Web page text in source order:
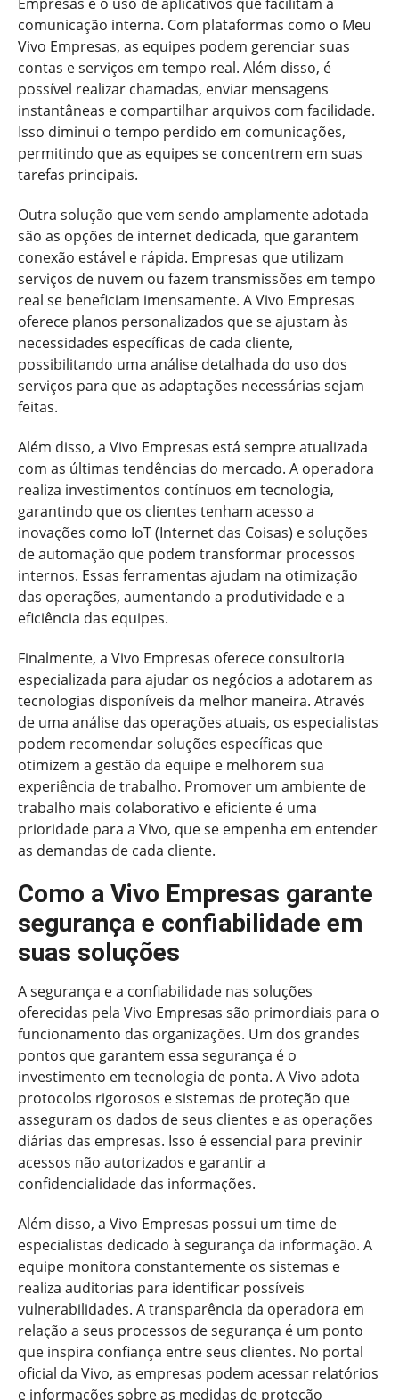
comunicação interna. Com plataformas como o Meu
Vivo Empresas, as equipes podem gerenciar suas
contas e serviços em tempo real. Além disso, é
possível realizar chamadas, enviar mensagens
instantâneas e compartilhar arquivos com facilidade.
Isso diminui o tempo perdido em comunicações,
permitindo que as equipes se concentrem em suas
tarefas principais.
Outra solução que vem sendo amplamente adotada
são as opções de internet dedicada, que garantem
conexão estável e rápida. Empresas que utilizam
serviços de nuvem ou fazem transmissões em tempo
real se beneficiam imensamente. A Vivo Empresas
oferece planos personalizados que se ajustam às
necessidades específicas de cada cliente,
possibilitando uma análise detalhada do uso dos
serviços para que as adaptações necessárias sejam
feitas.
Além disso, a Vivo Empresas está sempre atualizada
com as últimas tendências do mercado. A operadora
realiza investimentos contínuos em tecnologia,
garantindo que os clientes tenham acesso a
inovações como IoT (Internet das Coisas) e soluções
de automação que podem transformar processos
internos. Essas ferramentas ajudam na otimização
das operações, aumentando a produtividade e a
eficiência das equipes.
Finalmente, a Vivo Empresas oferece consultoria
especializada para ajudar os negócios a adotarem as
tecnologias disponíveis da melhor maneira. Através
de uma análise das operações atuais, os especialistas
podem recomendar soluções específicas que
otimizem a gestão da equipe e melhorem sua
experiência de trabalho. Promover um ambiente de
trabalho mais colaborativo e eficiente é uma
prioridade para a Vivo, que se empenha em entender
as demandas de cada cliente.
Como a Vivo Empresas garante
segurança e confiabilidade em
suas soluções
A segurança e a confiabilidade nas soluções
oferecidas pela Vivo Empresas são primordiais para o
funcionamento das organizações. Um dos grandes
pontos que garantem essa segurança é o
investimento em tecnologia de ponta. A Vivo adota
protocolos rigorosos e sistemas de proteção que
asseguram os dados de seus clientes e as operações
diárias das empresas. Isso é essencial para previnir
acessos não autorizados e garantir a
confidencialidade das informações.
Além disso, a Vivo Empresas possui um time de
especialistas dedicado à segurança da informação. A
equipe monitora constantemente os sistemas e
realiza auditorias para identificar possíveis
vulnerabilidades. A transparência da operadora em
relação a seus processos de segurança é um ponto
que inspira confiança entre seus clientes. No portal
oficial da Vivo, as empresas podem acessar relatórios
e informações sobre as medidas de proteção